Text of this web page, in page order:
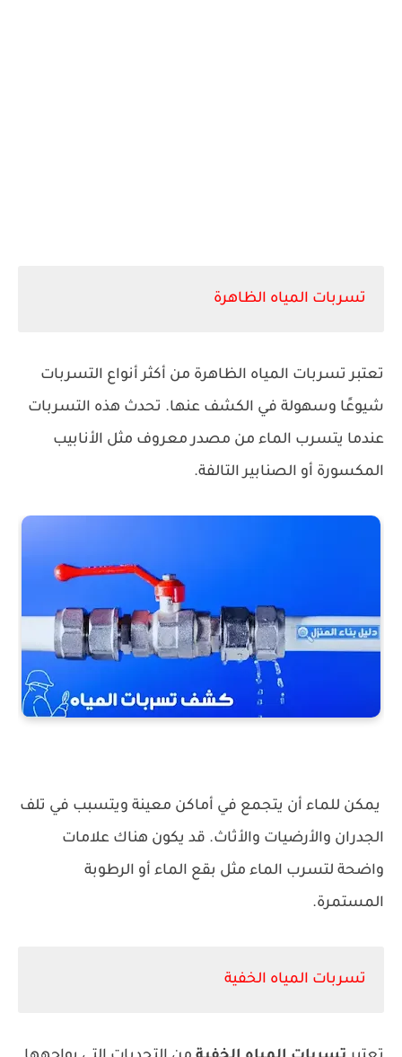
تسربات المياه الظاهرة
تعتبر تسربات المياه الظاهرة من أكثر أنواع التسربات
شيوعًا وسهولة في الكشف عنها. تحدث هذه التسربات
عندما يتسرب الماء من مصدر معروف مثل الأنابيب
المكسورة أو الصنابير التالفة.
يمكن للماء أن يتجمع في أماكن معينة ويتسبب في تلف
الجدران والأرضيات والأثاث. قد يكون هناك علامات
واضحة لتسرب الماء مثل بقع الماء أو الرطوبة
المستمرة.
تسربات المياه الخفية